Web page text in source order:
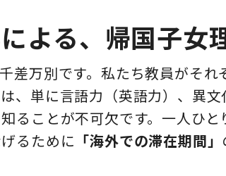
よる、帰国子女
差万別です。私たち教員がそれ
、単に言語力（英語力）、異
ることが不可欠です。一人ひ
るために 「海外での滞在期間」